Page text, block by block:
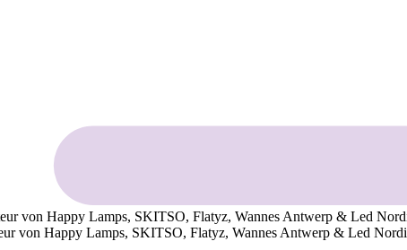
von Happy Lamps, SKITSO, Flatyz, Wannes Antwerp & Led
von Happy Lamps, SKITSO, Flatyz, Wannes Antwerp & Led